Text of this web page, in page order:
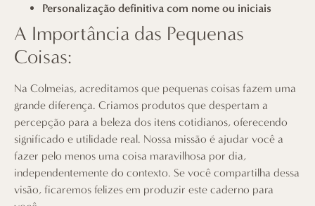
Personalização definitiva com nome ou iniciais
A Importância das Pequenas
Coisas:
Na Colmeias, acreditamos que pequenas coisas fazem uma
grande diferença. Criamos produtos que despertam a
percepção para a beleza dos itens cotidianos, oferecendo
significado e utilidade real. Nossa missão é ajudar você a
fazer pelo menos uma coisa maravilhosa por dia,
independentemente do contexto. Se você compartilha dessa
visão, ficaremos felizes em produzir este caderno para